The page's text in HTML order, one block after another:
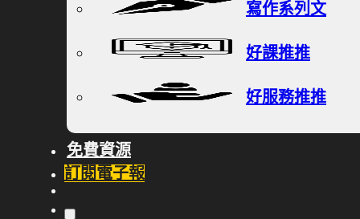
寫作系列文
好課推推
好服務推推
免費資源
訂閱電子報